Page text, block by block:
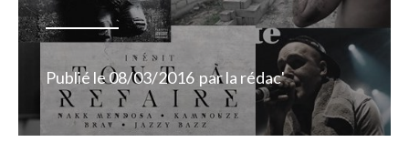
Publié le08/03/2016 parla rédac'